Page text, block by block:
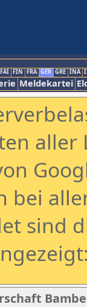
FAI FIN FRA GER GRE INA
Meldekartei
aller
bei
sind